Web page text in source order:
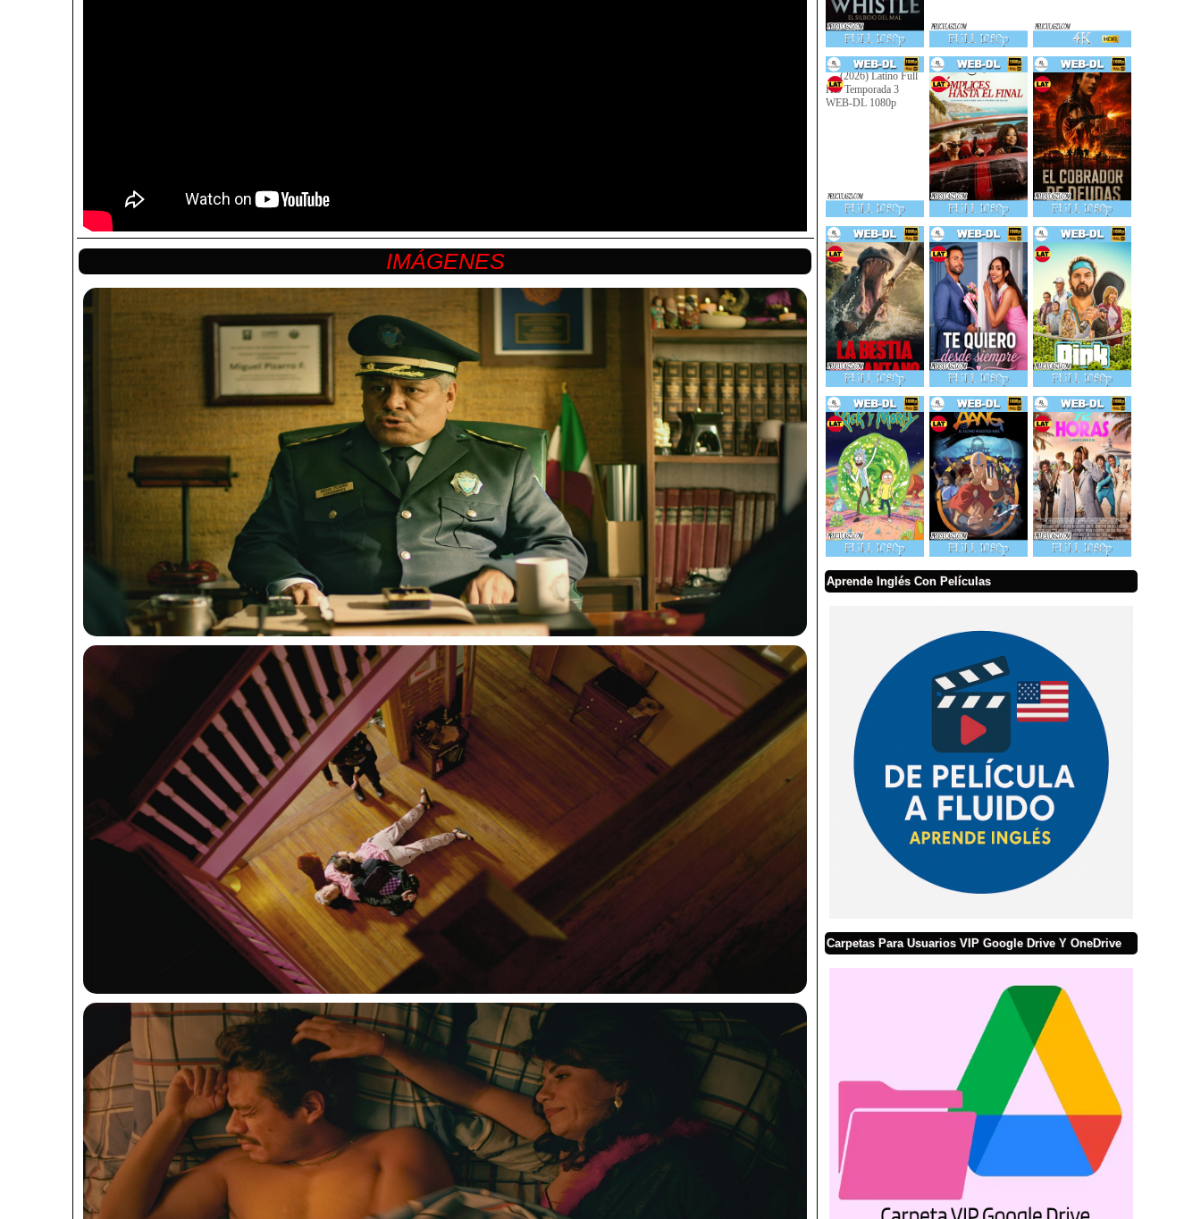
Aprende Inglés Con Películas
Carpetas Para Usuarios VIP Google Drive Y OneDrive